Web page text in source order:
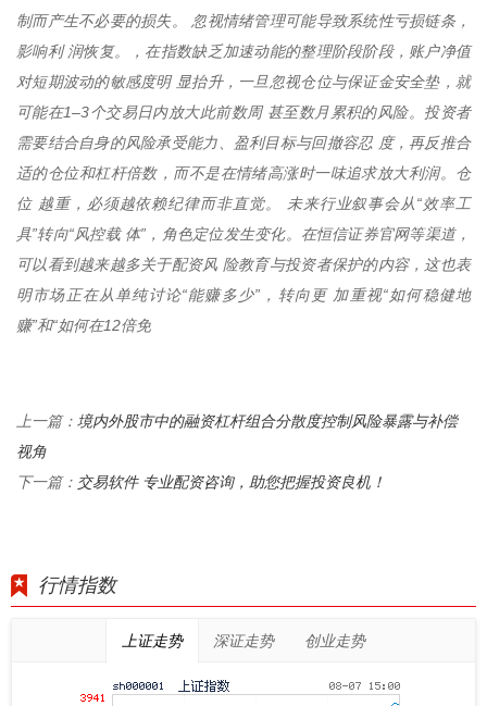
制而产生不必要的损失。 忽视情绪管理可能导致系统性亏损链条，
影响利 润恢复。，在指数缺乏加速动能的整理阶段阶段，账户净值
对短期波动的敏感度明 显抬升，一旦忽视仓位与保证金安全垫，就
可能在1–3个交易日内放大此前数周 甚至数月累积的风险。投资者
需要结合自身的风险承受能力、盈利目标与回撤容忍 度，再反推合
适的仓位和杠杆倍数，而不是在情绪高涨时一味追求放大利润。仓
位 越重，必须越依赖纪律而非直觉。 未来行业叙事会从“效率工
具”转向“风控载 体”，角色定位发生变化。在恒信证券官网等渠道，
可以看到越来越多关于配资风 险教育与投资者保护的内容，这也表
明市场正在从单纯讨论“能赚多少”，转向更 加重视“如何稳健地
赚”和“如何在12倍免
上一篇： 境内外股市中的融资杠杆组合分散度控制风险暴露与补偿
视角
下一篇： 交易软件 专业配资咨询，助您把握投资良机！
行情指数
上证走势 深证走势 创业走势